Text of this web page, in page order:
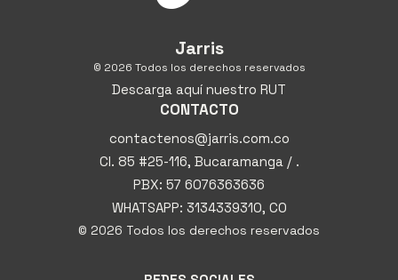
Jarris
© 2026 Todos los derechos reservados
Descarga aquí nuestro RUT
CONTACTO
contactenos@jarris.com.co
Cl. 85 #25-116, Bucaramanga / .
PBX: 57 6076363636
WHATSAPP: 3134339310, CO
© 2026 Todos los derechos reservados